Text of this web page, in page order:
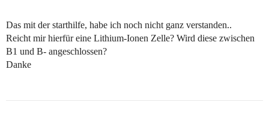
Das mit der starthilfe, habe ich noch nicht ganz verstanden..
Reicht mir hierfür eine Lithium-Ionen Zelle? Wird diese zwischen
B1 und B- angeschlossen?
Danke